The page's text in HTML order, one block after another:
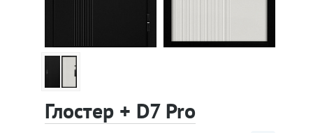
Глостер + D7 Pro